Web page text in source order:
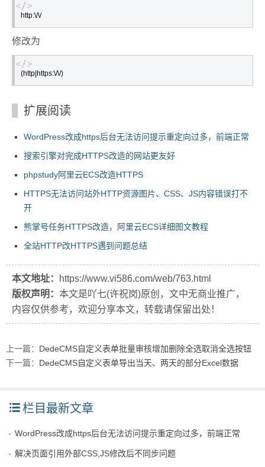
http:\/\/
修改为
(http|https:\/\/)
扩展阅读
WordPress改成https后台无法访问提示重定向过多，前端正常
搜索引擎对完成HTTPS改造的网站更友好
phpstudy阿里云ECS改造HTTPS
HTTPS无法访问站外HTTP资源图片、CSS、JS内容错误打不
开
熊掌号任务HTTPS改造，阿里云ECS详细图文教程
全站HTTP改HTTPS遇到问题总结
本文地址：
https://www.vi586.com/web/763.html
版权声明： 本文是吖七(许祝岗)原创，文中无商业推广，
内容仅供参考，欢迎分享本文，转载请保留出处！
上一篇： DedeCMS自定义表单批量审核增加删除全选取消全选按钮
下一篇： DedeCMS自定义表单导出当天、两天的部分Excel数据
栏目最新文章
WordPress改成https后台无法访问提示重定向过多，前端正常
解决页面引用外部CSS,JS修改后不同步问题